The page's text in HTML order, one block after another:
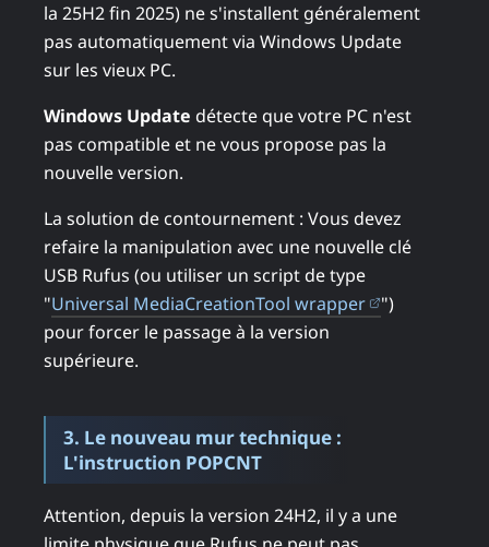
la 25H2 fin 2025) ne s'installent généralement
pas automatiquement via Windows Update
sur les vieux PC.
Windows Update détecte que votre PC n'est
pas compatible et ne vous propose pas la
nouvelle version.
La solution de contournement : Vous devez
refaire la manipulation avec une nouvelle clé
USB Rufus (ou utiliser un script de type
"Universal MediaCreationTool wrapper (ouvre dans
")
pour forcer le passage à la version
supérieure.
3. Le nouveau mur technique :
L'instruction POPCNT
Attention, depuis la version 24H2, il y a une